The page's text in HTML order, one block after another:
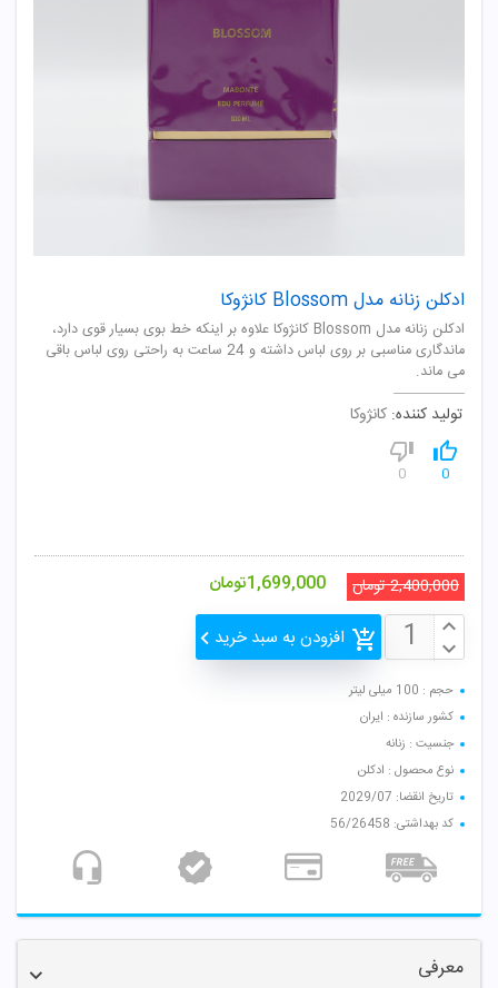
ادکلن زنانه مدل Blossom کانژوکا
ادکلن زنانه مدل Blossom کانژوکا علاوه بر اینکه خط بوی بسیار قوی دارد،
ماندگاری مناسبی بر روی لباس داشته و 24 ساعت به راحتی روی لباس باقی
می ماند.
تولید کننده: کانژوکا
0
0
2,400,000تومان 1,699,000تومان
افزودن به سبد خرید
حجم : 100 میلی لیتر
کشور سازنده : ایران
جنسیت : زنانه
نوع محصول : ادکلن
تاریخ انقضا: 2029/07
کد بهداشتی: 56/26458
معرفی